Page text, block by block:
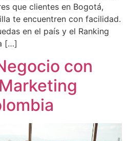
que clientes en Bogotá,
te encuentren con facilidad.
en el país y el Ranking
[…]
con